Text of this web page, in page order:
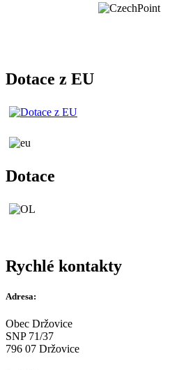
Dotace z EU
Dotace
Rychlé kontakty
Adresa:
Obec Držovice
SNP 71/37
796 07 Držovice